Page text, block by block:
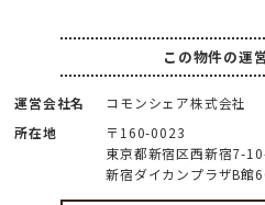
この物件の運
運営会社名
コモンシェア株式会社
所在地
〒160-0023
東京都新宿区西新宿7-
新宿ダイカンプラザB館